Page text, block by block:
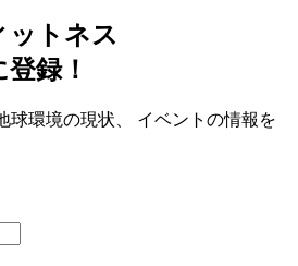
ットネス
録！
球環境の現状、 イベントの情報を